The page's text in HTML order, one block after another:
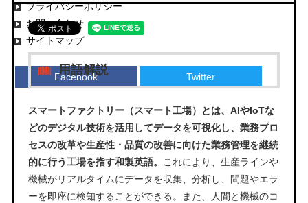
プライバシーポリシー
お問い合わせ
サイトマップ
Facebook Twitter
用語解説
スマートファクトリー（スマート工場）とは、AIやIoTな
どのデジタル技術を活用してデータを可視化し、業務プロ
セスの改革や生産性・品質の改善に向けた業務管理を継続
的に行う工場を指す和製英語。
これにより、生産ラインや
機械がリアルタイムにデータを収集、分析し、問題やエラ
ーを即座に検知することができる。また、人間と機械のコ